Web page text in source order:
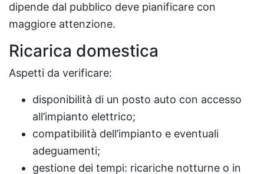
dipende dal pubblico deve pianificare con
maggiore attenzione.
Ricarica domestica
Aspetti da verificare:
disponibilità di un posto auto con accesso
all’impianto elettrico;
compatibilità dell’impianto e eventuali
adeguamenti;
gestione dei tempi: ricariche notturne o in